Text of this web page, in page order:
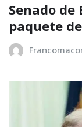
Senado de
paquete